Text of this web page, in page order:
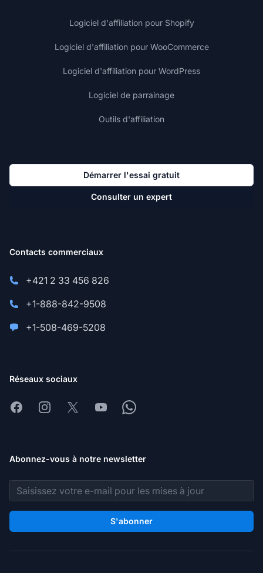
Logiciel d'affiliation pour Shopify
Logiciel d'affiliation pour WooCommerce
Logiciel d'affiliation pour WordPress
Logiciel de parrainage
Outils d'affiliation
Démarrer l'essai gratuit
Consulter un expert
Contacts commerciaux
+421 2 33 456 826
+1-888-842-9508
+1-508-469-5208
Réseaux sociaux
FacebookInstagram
X YoutubeWhatsapp
Abonnez-vous à notre newsletter
Adresse e-mail
S'abonner